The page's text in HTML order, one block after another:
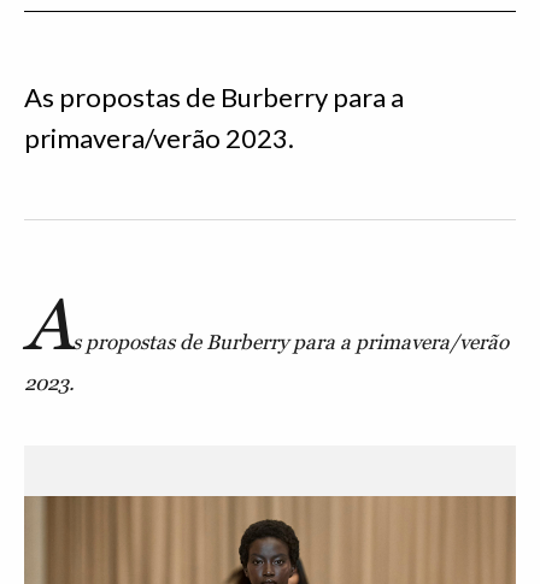
As propostas de Burberry para a
primavera/verão 2023.
As propostas de Burberry para a primavera/verão
2023.